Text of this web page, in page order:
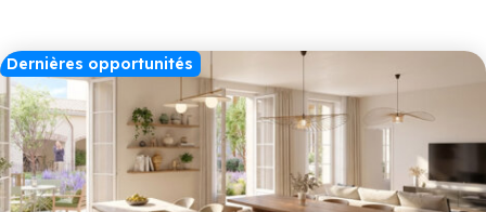
Ressources
Financer
Dernières opportunités